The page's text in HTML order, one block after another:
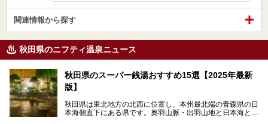
関連情報から探す
秋田県のニフティ温泉ニュース
秋田県のスーパー銭湯おすすめ15選【2025年最新
版】
秋田県は東北地方の北西に位置し、本州最北端の青森県の日
本海側直下にある県です。奥羽山脈・出羽山地と日本海とい